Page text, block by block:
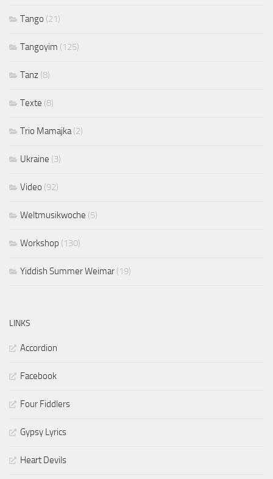
Tango (21)
Tangoyim (125)
Tanz (8)
Texte (8)
Trio Mamajka(2)
Ukraine (3)
Video (92)
Weltmusikwoche (5)
Workshop (130)
Yiddish Summer Weimar (19)
LINKS
Accordion
Facebook
Four Fiddlers
Gypsy Lyrics
Heart Devils